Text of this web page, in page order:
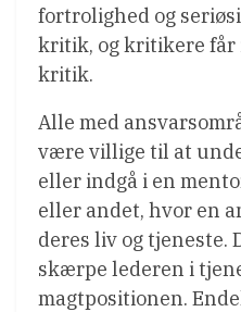
fortrolighed og
kritik, og kritikere får
kritik.
Alle med
være villige til at
eller indgå i en
eller andet, hvor en
deres liv og tjeneste.
skærpe lederen i
magtpositionen.